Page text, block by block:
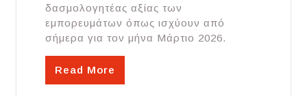
δασμολογητέας αξίας των
εμπορευμάτων όπως ισχύουν από
σήμερα για τον μήνα Μάρτιο 2026.
Read More